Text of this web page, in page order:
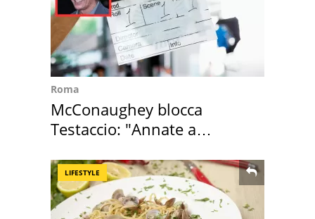
Roma
McConaughey blocca
Testaccio: "Annate a
LIFESTYLE